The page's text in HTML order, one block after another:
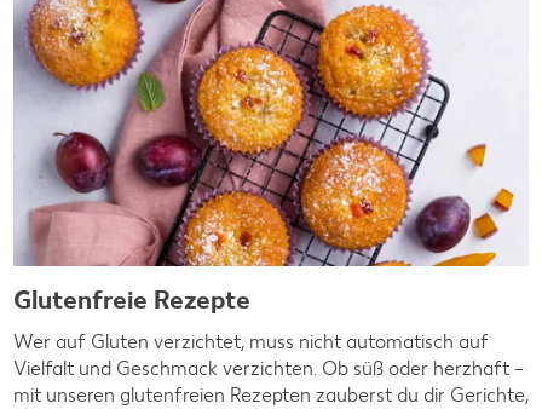
Glutenfreie Rezepte
Wer auf Gluten verzichtet, muss nicht automatisch auf
Vielfalt und Geschmack verzichten. Ob süß oder herzhaft –
mit unseren glutenfreien Rezepten zauberst du dir Gerichte,